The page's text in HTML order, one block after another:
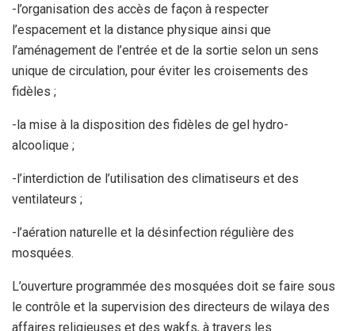
-l’organisation des accès de façon à respecter
l’espacement et la distance physique ainsi que
l’aménagement de l’entrée et de la sortie selon un sens
unique de circulation, pour éviter les croisements des
fidèles ;
-la mise à la disposition des fidèles de gel hydro-
alcoolique ;
-l’interdiction de l’utilisation des climatiseurs et des
ventilateurs ;
-l’aération naturelle et la désinfection régulière des
mosquées.
L’ouverture programmée des mosquées doit se faire sous
le contrôle et la supervision des directeurs de wilaya des
affaires religieuses et des wakfs, à travers les